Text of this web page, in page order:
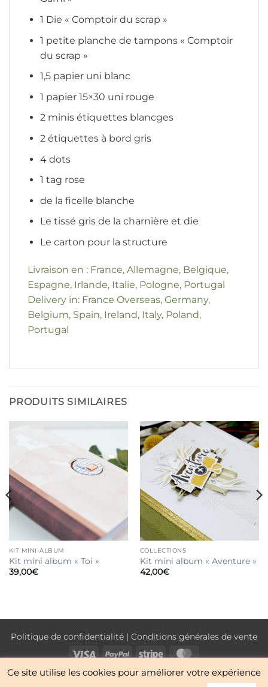
1 Die « Comptoir du scrap »
1 petite planche de tampons « Comptoir
du scrap »
1,5 papier uni blanc
1 papier 15×30 uni rouge
2 minis étiquettes blancges
2 étiquettes à bord gris
4 dots
1 tag rose
de la ficelle blanche
Le tissé gris de la charnière et die
Le carton pour la structure
Livraison en : France, Allemagne, Belgique,
Espagne, Irlande, Italie, Pologne, Portugal
Delivery in: France Overseas, Germany,
Belgium, Spain, Ireland, Italy, Poland,
Portugal
PRODUITS SIMILAIRES
KIT MINI-ALBUM
Kit mini album « Toi »
39,00€
COLLECTIONS
Kit mini album « Aventure »
42,00€
Politique de confidentialité | Conditions générales de vente
Visa
PayPal Stripe
NOUVEAUTÉS BOUTIQUE CONTACT À PROPOS
Ce site utilise les cookies pour améliorer votre expérience